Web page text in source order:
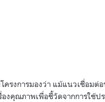
รงการมองว่า แม้แนวเชื่อมต่
งคุณภาพเพื่อชี้วัดจากการใช้ป